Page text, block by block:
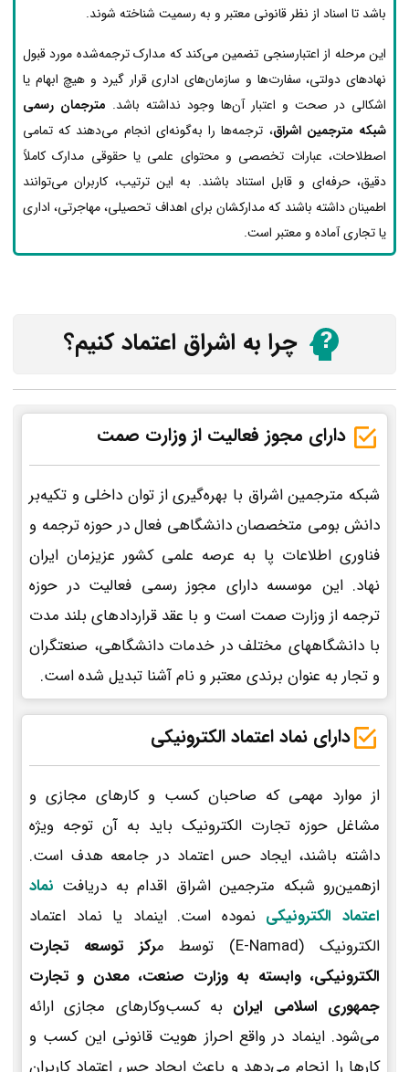
باشد تا اسناد از نظر قانونی معتبر و به رسمیت شناخته شوند.
این مرحله از اعتبارسنجی تضمین می‌کند که مدارک ترجمه‌شده مورد قبول
نهادهای دولتی، سفارت‌ها و سازمان‌های اداری قرار گیرد و هیچ ابهام یا
اشکالی در صحت و اعتبار آن‌ها وجود نداشته باشد. مترجمان رسمی
شبکه مترجمین اشراق، ترجمه‌ها را به‌گونه‌ای انجام می‌دهند که تمامی
اصطلاحات، عبارات تخصصی و محتوای علمی یا حقوقی مدارک کاملاً
دقیق، حرفه‌ای و قابل استناد باشند. به این ترتیب، کاربران می‌توانند
اطمینان داشته باشند که مدارکشان برای اهداف تحصیلی، مهاجرتی، اداری
یا تجاری آماده و معتبر است.
چرا به اشراق اعتماد کنیم؟
دارای مجوز فعالیت از وزارت صمت
شبکه مترجمین اشراق با بهره‌گیری از توان داخلی و تکیه‌بر
دانش بومی متخصصان دانشگاهی فعال در حوزه ترجمه و
فناوری اطلاعات پا به عرصه علمی کشور عزیزمان ایران
نهاد. این موسسه دارای مجوز رسمی فعالیت در حوزه
ترجمه از وزارت صمت است و با عقد قراردادهای بلند مدت
با دانشگاههای مختلف در خدمات دانشگاهی، صنعتگران
و تجار به عنوان برندی معتبر و نام آشنا تبدیل شده است.
دارای نماد اعتماد الکترونیکی
از موارد مهمی که صاحبان کسب و کارهای مجازی و
مشاغل حوزه تجارت الکترونیک باید به آن توجه ویژه
داشته باشند، ایجاد حس اعتماد در جامعه هدف است.
ازهمین‌رو شبکه مترجمین اشراق اقدام به دریافت نماد
اعتماد الکترونیکی نموده است. اینماد یا نماد اعتماد
الکترونیک (E-Namad) توسط م
رکز توسعه تجارت
الکترونیکی، وابسته به وزارت صنعت، معدن و تجارت
جمهوری اسلامی ایران به کسب‌وکارهای مجازی ارائه
می‌شود. اینماد در واقع احراز هویت قانونی این کسب و
کارها را انجام می‌دهد و باعث ایجاد حس اعتماد کاربران